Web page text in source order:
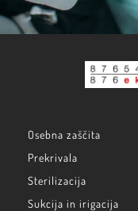
Osebna zaščita
Prekrivala
Sterilizacija
Sukcija in irigacija